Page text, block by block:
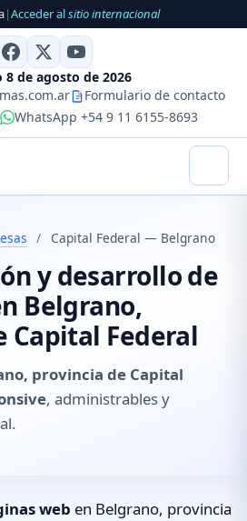
|Acceder alsitio internacional
8 de agosto de 2026
Formulario de contacto
WhatsApp +54 9 11 6155-8693
/ Capital Federal — Belgrano
y desarrollo de
Belgrano,
Capital Federal
provincia de Capital
, administrables y
web en Belgrano, provincia